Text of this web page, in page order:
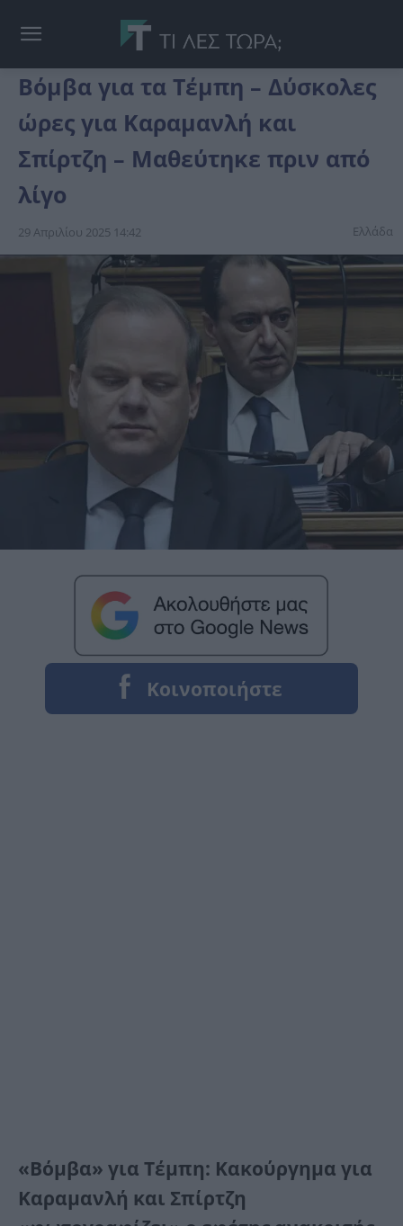
Βόμβα για τα Τέμπη – Δύσκολες
ώρες για Καραμανλή και
Σπίρτζη – Μαθεύτηκε πριν από
λίγο
29 Απριλίου 2025 14:42 Ελλάδα
«Βόμβα» για Τέμπη: Κακούργημα για
Καραμανλή και Σπίρτζη